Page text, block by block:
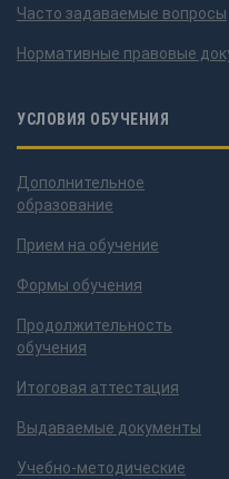
Часто задаваемые вопросы
Нормативные правовые
УСЛОВИЯ ОБУЧЕНИЯ
Дополнительное
образование
Прием на обучение
Формы обучения
Продолжительность
обучения
Итоговая аттестация
Выдаваемые документы
Учебно-методические